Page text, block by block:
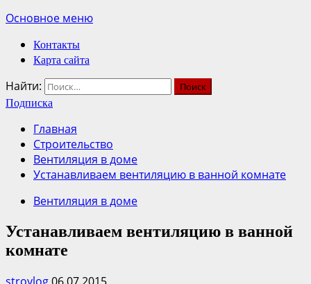
Основное меню
Контакты
Карта сайта
Найти:
Подписка
Главная
Строительство
Вентиляция в доме
Устанавливаем вентиляцию в ванной комнате
Вентиляция в доме
Устанавливаем вентиляцию в ванной
комнате